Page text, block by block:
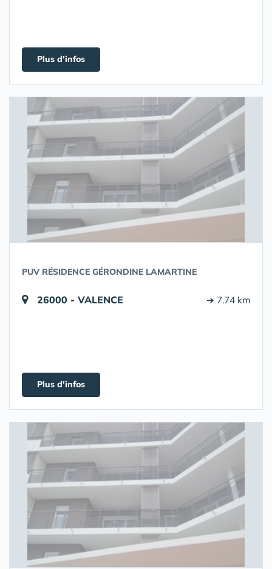
Plus d'infos
PUV RÉSIDENCE GÉRONDINE LAMARTINE
26000 - VALENCE ➔ 7.74 km
Plus d'infos